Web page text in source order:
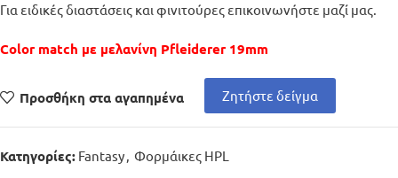
Για ειδικές διαστάσεις και φινιτούρες επικοινωνήστε μαζί μας.
Color match με μελανίνη Pfleiderer 19mm
Προσθήκη στα αγαπημένα Ζητήστε δείγμα
Κατηγορίες: Fantasy, Φορμάικες HPL